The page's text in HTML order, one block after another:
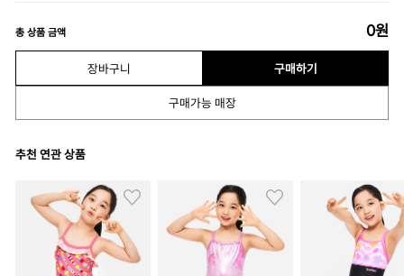
총 상품 금액 0원
장바구니 구매하기
구매가능 매장
추천 연관 상품